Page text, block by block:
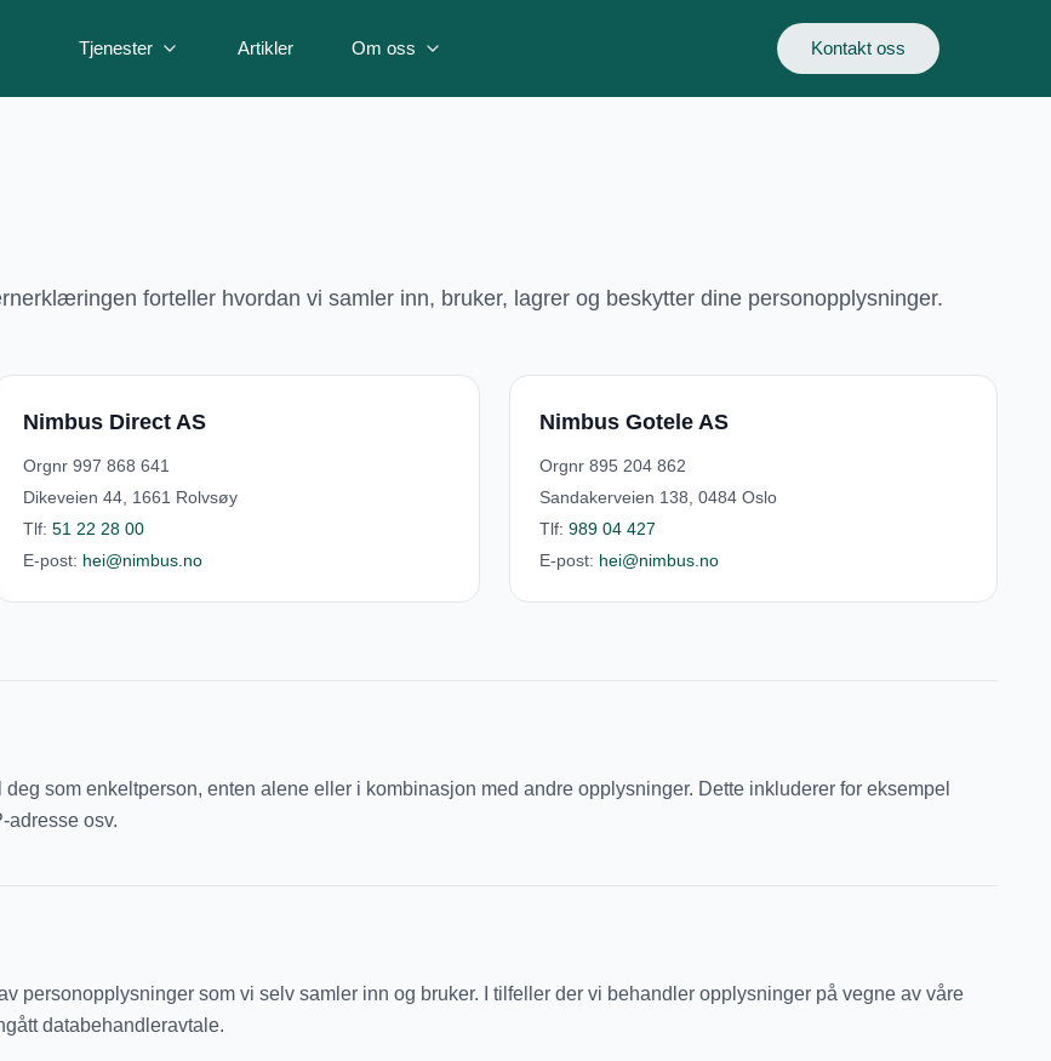
Tjenester Artikler Om oss Kontakt oss
forteller hvordan vi samler inn, bruker, lagrer og beskytter dine personopplysninger.
Nimbus Direct AS
Orgnr 997 868 641
Dikeveien 44, 1661 Rolvsøy
Tlf: 51 22 28 00
E-post: hei@nimbus.no
Nimbus Gotele AS
Orgnr895 204 862
Sandakerveien 138, 0484 Oslo
Tlf: 989 04 427
E-post: hei@nimbus.no
som enkeltperson, enten alene eller i kombinasjon med andre opplysninger. Dette inkluderer for eksempel
adresse osv.
personopplysninger som vi selv samler inn og bruker. I tilfeller der vi behandler opplysninger på vegne av våre
databehandleravtale.